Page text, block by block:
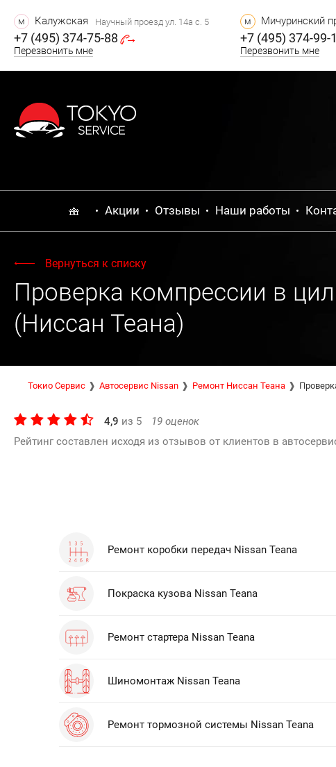
м Калужская Научный проезд ул. 14а с. 5
+7 (495) 374-75-88
Перезвонить мне
м Мичуринский
+7 (495) 374-99-
Перезвонить мне
Акции Отзывы Наши работы
Вернуться к списку
Проверка компрессии в
(Ниссан Теана)
Токио Сервис Автосервис Nissan Ремонт Ниссан Теана
4,9 из 5 19 оценок
Рейтинг составлен исходя из отзывов от клиентов в
Ремонт коробки передач Nissan Teana
Покраска кузова Nissan Teana
Ремонт стартера Nissan Teana
Шиномонтаж Nissan Teana
Ремонт тормозной системы Nissan Teana